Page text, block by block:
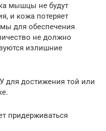
мышцы не будут
и кожа потеряет
для обеспечения
не должно
излишние
для достижения той или
придерживаться